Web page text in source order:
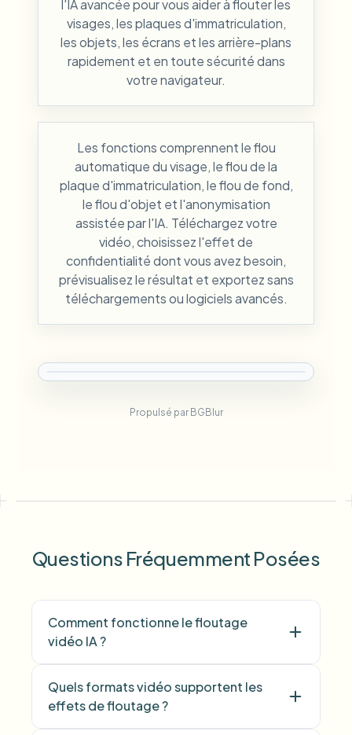
l'IA avancée pour vous aider à flouter les
visages, les plaques d'immatriculation,
les objets, les écrans et les arrière-plans
rapidement et en toute sécurité dans
votre navigateur.
Les fonctions comprennent le flou
automatique du visage, le flou de la
plaque d'immatriculation, le flou de fond,
le flou d'objet et l'anonymisation
assistée par l'IA. Téléchargez votre
vidéo, choisissez l'effet de
confidentialité dont vous avez besoin,
prévisualisez le résultat et exportez sans
téléchargements ou logiciels avancés.
Propulsé par BGBlur
Questions Fréquemment Posées
Comment fonctionne le floutage
vidéo IA ?
Quels formats vidéo supportent les
effets de floutage ?